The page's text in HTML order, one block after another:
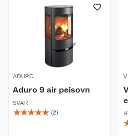
ADURO
Aduro 9 air peisovn
SVART
☆☆☆☆☆ (2)